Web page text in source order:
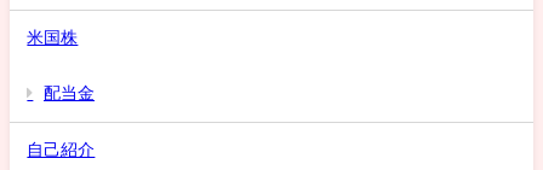
米国株
配当金
自己紹介